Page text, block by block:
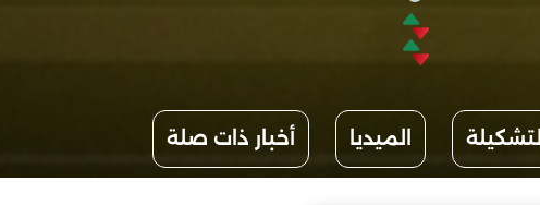
التشكيلة الميديا أخبار ذات صلة